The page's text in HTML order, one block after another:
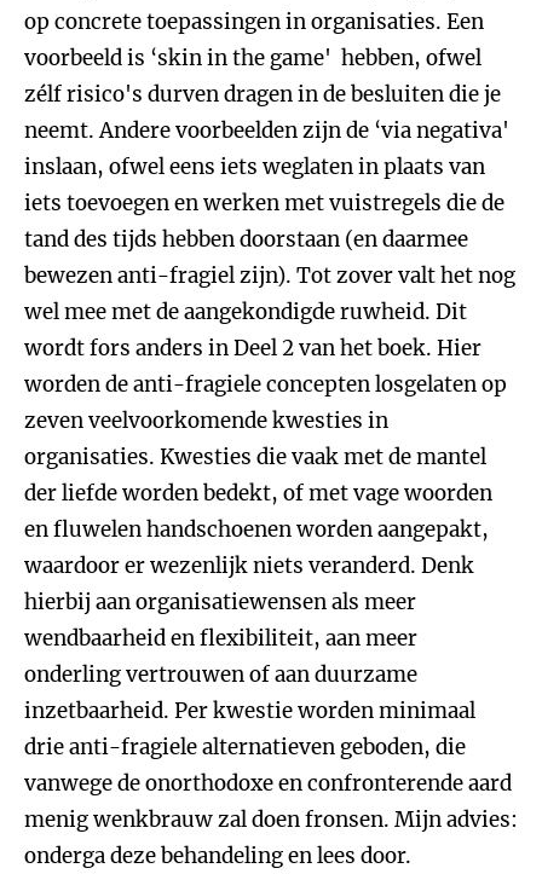
op concrete toepassingen in organisaties. Een
voorbeeld is ‘skin in the game' hebben, ofwel
zélf risico's durven dragen in de besluiten die je
neemt. Andere voorbeelden zijn de ‘via negativa'
inslaan, ofwel eens iets weglaten in plaats van
iets toevoegen en werken met vuistregels die de
tand des tijds hebben doorstaan (en daarmee
bewezen anti-fragiel zijn). Tot zover valt het nog
wel mee met de aangekondigde ruwheid. Dit
wordt fors anders in Deel 2 van het boek. Hier
worden de anti-fragiele concepten losgelaten op
zeven veelvoorkomende kwesties in
organisaties. Kwesties die vaak met de mantel
der liefde worden bedekt, of met vage woorden
en fluwelen handschoenen worden aangepakt,
waardoor er wezenlijk niets veranderd. Denk
hierbij aan organisatiewensen als meer
wendbaarheid en flexibiliteit, aan meer
onderling vertrouwen of aan duurzame
inzetbaarheid. Per kwestie worden minimaal
drie anti-fragiele alternatieven geboden, die
vanwege de onorthodoxe en confronterende aard
menig wenkbrauw zal doen fronsen. Mijn advies:
onderga deze behandeling en lees door.